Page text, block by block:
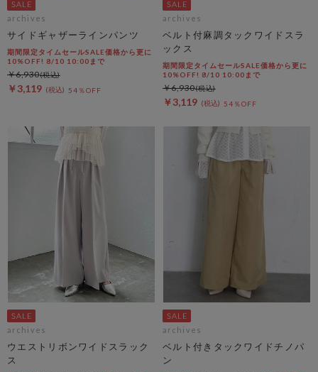
archives
サイドギャザーラインパンツ
期間限定タイムセールSALE価格から更に
10%OFF! 8/10 10:00まで
￥3,119 54％OFF
￥6,930
archives
ベルト付麻調タックワイドスラ
ックス
期間限定タイムセールSALE価格から更に
10%OFF! 8/10 10:00まで
￥3,119 54％OFF
￥6,930
archives
ウエストリボンワイドスラック
ス
archives
ベルト付きタックワイドチノパ
ン